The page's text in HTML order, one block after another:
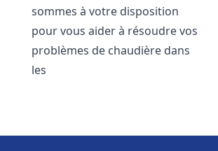
sommes à votre disposition
pour vous aider à résoudre vos
problèmes de chaudière dans
les